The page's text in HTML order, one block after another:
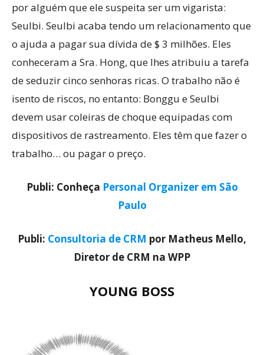
por alguém que ele suspeita ser um vigarista:
Seulbi. Seulbi acaba tendo um relacionamento que
o ajuda a pagar sua dívida de $ 3 milhões. Eles
conheceram a Sra. Hong, que lhes atribuiu a tarefa
de seduzir cinco senhoras ricas. O trabalho não é
isento de riscos, no entanto: Bonggu e Seulbi
devem usar coleiras de choque equipadas com
dispositivos de rastreamento. Eles têm que fazer o
trabalho… ou pagar o preço.
Publi: Conheça Personal Organizer em São
Paulo
Publi: Consultoria de CRM por Matheus Mello,
Diretor de CRM na WPP
YOUNG BOSS